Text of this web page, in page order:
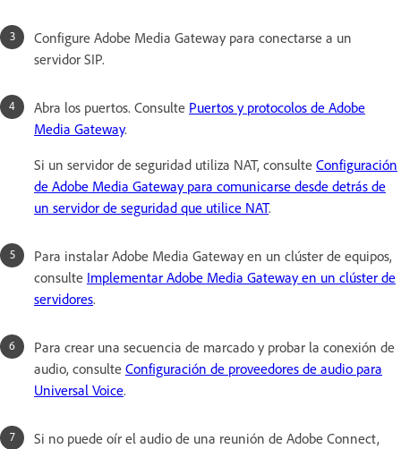
Configure Adobe Media Gateway para conectarse a un
servidor SIP.
Abra los puertos. Consulte Puertos y protocolos de Adobe
Media Gateway.
Si un servidor de seguridad utiliza NAT, consulte Configuración
de Adobe Media Gateway para comunicarse desde detrás de
un servidor de seguridad que utilice NAT.
Para instalar Adobe Media Gateway en un clúster de equipos,
consulte Implementar Adobe Media Gateway en un clúster de
servidores.
Para crear una secuencia de marcado y probar la conexión de
audio, consulte Configuración de proveedores de audio para
Universal Voice.
Si no puede oír el audio de una reunión de Adobe Connect,